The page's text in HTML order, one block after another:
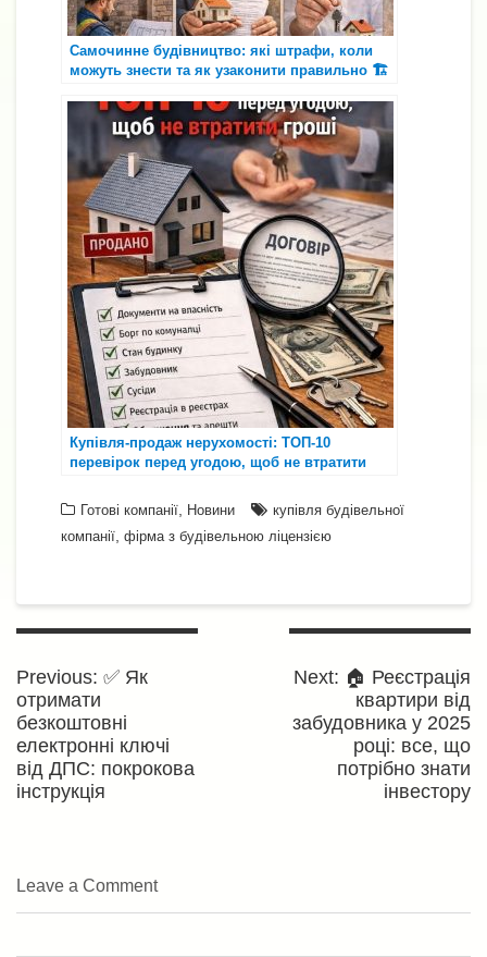
Самочинне будівництво: які штрафи, коли
можуть знести та як узаконити правильно 🏗️
Купівля-продаж нерухомості: ТОП-10
перевірок перед угодою, щоб не втратити
Готові компанії Новини
купівля будівельної
компанії фірма з будівельною ліцензією
Навігація
Previous: Previous
✅ Як
отримати
безкоштовні
електронні ключі
від ДПС: покрокова
інструкція
Next: Next
post:
🏠 Реєстрація
квартири від
забудовника у 2025
році: все, що
потрібно знати
інвестору
Leave a Comment